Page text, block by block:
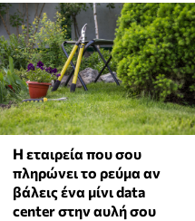
Η εταιρεία που σου
πληρώνει το ρεύμα αν
βάλεις ένα μίνι data
center στην αυλή σου